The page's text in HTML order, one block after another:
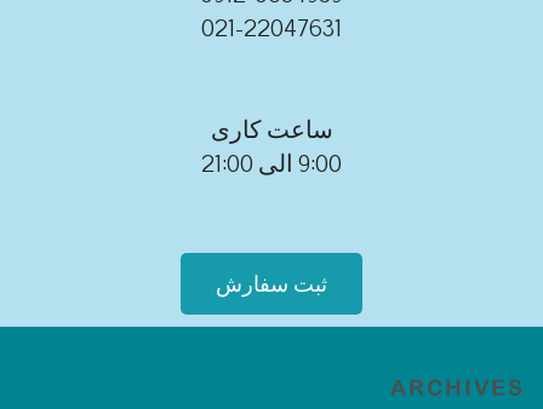
021-22047631
ساعت کاری
9:00 الی 21:00
ثبت سفارش
ARCHIVES